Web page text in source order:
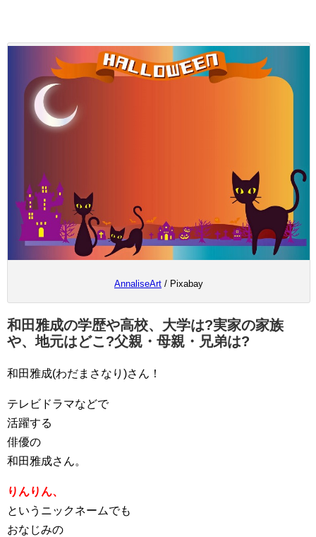
AnnaliseArt / Pixabay
和田雅成の学歴や高校、大学は?実家の家族
や、地元はどこ?父親・母親・兄弟は?
和田雅成(わだまさなり)さん！
テレビドラマなどで
活躍する
俳優の
和田雅成さん。
りんりん、
というニックネームでも
おなじみの